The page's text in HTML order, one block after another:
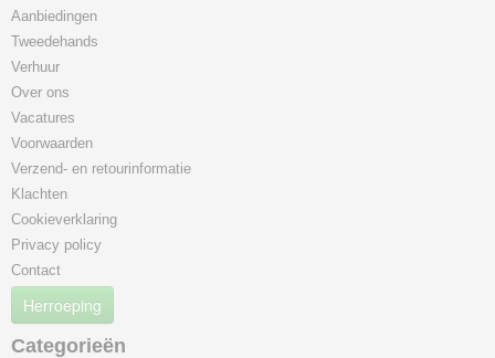
Aanbiedingen
Tweedehands
Verhuur
Over ons
Vacatures
Voorwaarden
Verzend- en retourinformatie
Klachten
Cookieverklaring
Privacy policy
Contact
Herroeping
Categorieën